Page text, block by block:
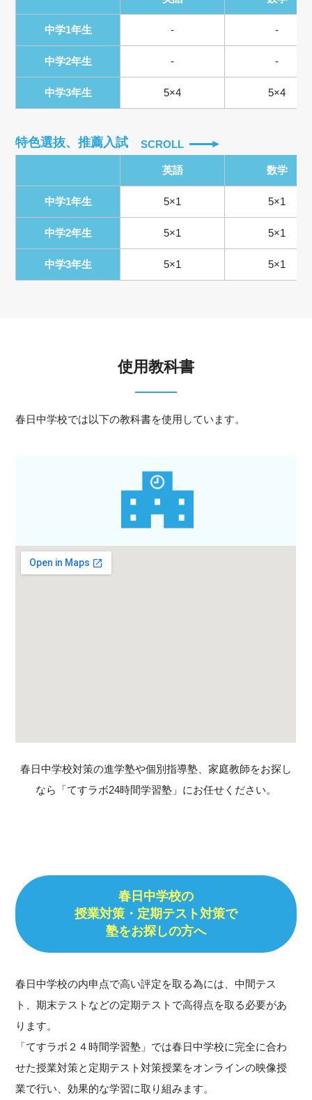
中学1年生 - -
中学2年生 - -
中学3年生 5×4 5×4
特色選抜、推薦入試 SCROLL
英語 数学
中学1年生 5×1 5×1
中学2年生 5×1 5×1
中学3年生 5×1 5×1
使用教科書
春日中学校では以下の教科書を使用しています。
春日中学校対策の進学塾や個別指導塾、家庭教師をお探し
なら「てすラボ24時間学習塾」にお任せください。
春日中学校の
授業対策・定期テスト対策で
塾をお探しの方へ
春日中学校の内申点で高い評定を取る為には、中間テス
ト、期末テストなどの定期テストで高得点を取る必要があ
ります。
「てすラボ２４時間学習塾」では春日中学校に完全に合わ
せた授業対策と定期テスト対策授業をオンラインの映像授
業で行い、効果的な学習に取り組みます。